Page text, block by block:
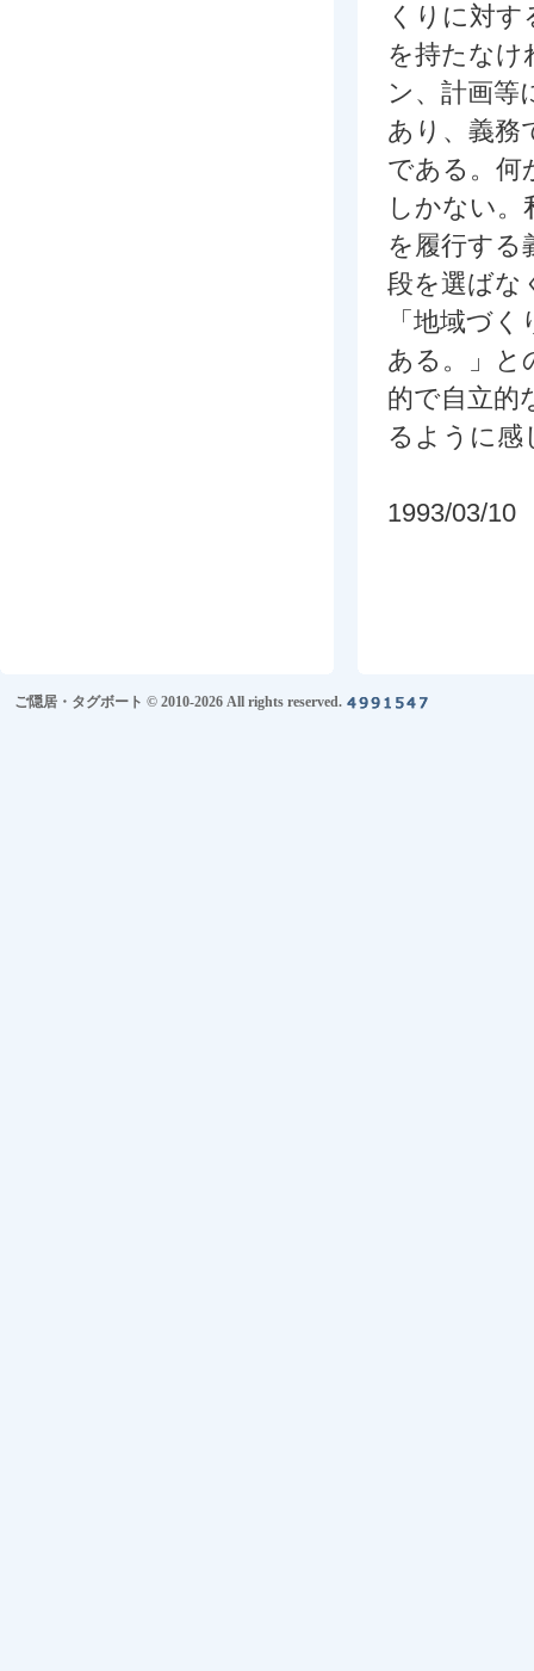
くりに対
を持たなけ
ン、計画等
あり、義務
である。何
しかない
を履行する
段を選ばな
「地域づ
ある。」と
的で自立的
るように感
1993/03/10
ご隠居・タグボート © 2010-2026 All rights reserved.